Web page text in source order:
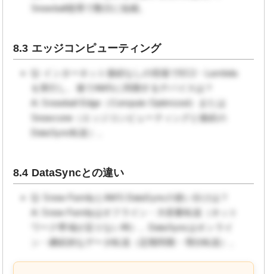
Snowball使用で数日に短縮。
8.3 エッジコンピューティング
Q: インターネット接続なしの現場でEC2・Lambda
を実行し、後でAWSに同期するデバイスは？
A: Snowball Edge（Compute Optimized）または
Snowcone（エッジコンピューティングと後続の
DataSync転送）。
8.4 DataSyncとの違い
Q: Snow FamilyとAWS DataSyncの使い分けは？
A: Snow Familyはオフライン・大容量転送（ネット
ワーク帯域が足りない時）。DataSyncはオンライ
ン・継続的なデータ転送（定期同期・増分転送）。